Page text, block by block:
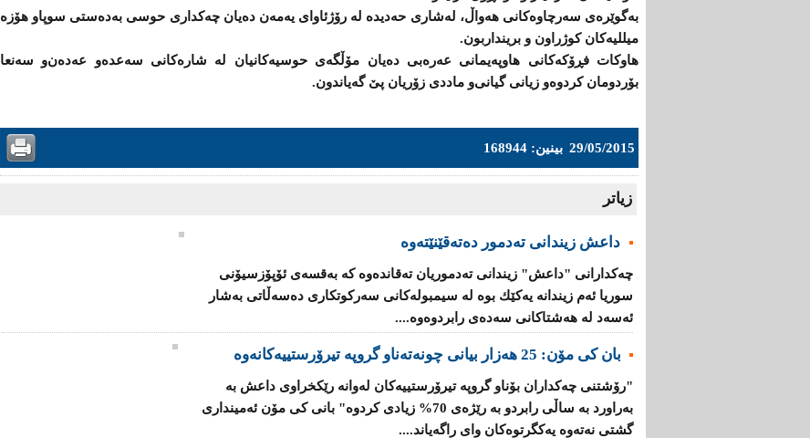
بەگوێرەی سەرچاوەكانی هەواڵ، لەشاری حەدیدە لە رۆژئاوای یەمەن دەیان چەكداری حوسی بەدەستی سوپا‌و هۆزە
میللیەكان كوژراون‌ و برینداربون.
هاوكات فڕۆكەكانی هاوپەیمانی عەرەبی دەیان مۆڵگەی حوسیەكانیان لە شارەكانی سەعدە‌و عەدەن‌و سەنعا
بۆردومان كردوەو زیانی گیانی‌و ماددی زۆریان پێ گەیاندون.
29/05/2015 بینین: 168944
زیاتر
داعش زیندانی تەدمور دەتەقێنێتەوە
چەكدارانی "داعش" زیندانی تەدموریان تەقاندەوە كە بەقسەی ئۆپۆزسیۆنی
سوریا ئەم زیندانە یەكێك بوە لە سیمبولەكانی سەركوتكاری دەسەڵاتی بەشار
ئەسەد لە هەشتاكانی سەدەی رابردوەوە....
بان كی مۆن: 25 هەزار بیانی چونەتەناو گروپە تیرۆرستییەكانەوە
"رۆشتنی چەكداران بۆناو گروپە تیرۆرستییەكان لەوانە رێكخراوی داعش بە
بەراورد بە ساڵی رابردو بە رێژەی 70% زیادی كردوە" بانی كی مۆن ئەمینداری
گشتی نەتەوە یەكگرتوەكان وای راگەیاند....